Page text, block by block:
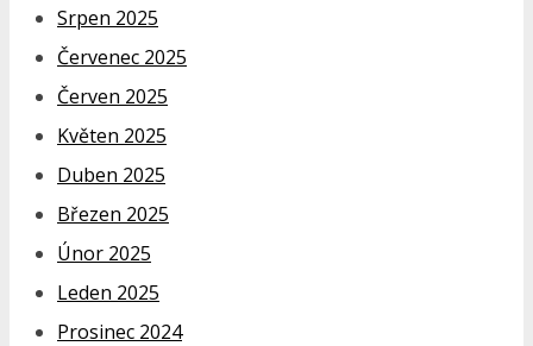
Srpen 2025
Červenec 2025
Červen 2025
Květen 2025
Duben 2025
Březen 2025
Únor 2025
Leden 2025
Prosinec 2024